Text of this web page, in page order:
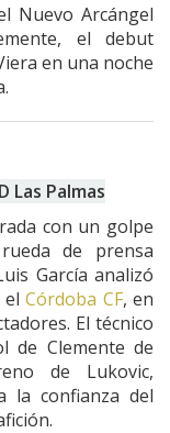
Nuevo Arcángel
el debut
en una noche
Las Palmas
con un golpe
de prensa
García analizó
elCórdoba CF, en
El técnico
de Clemente de
de Lukovic,
la confianza del